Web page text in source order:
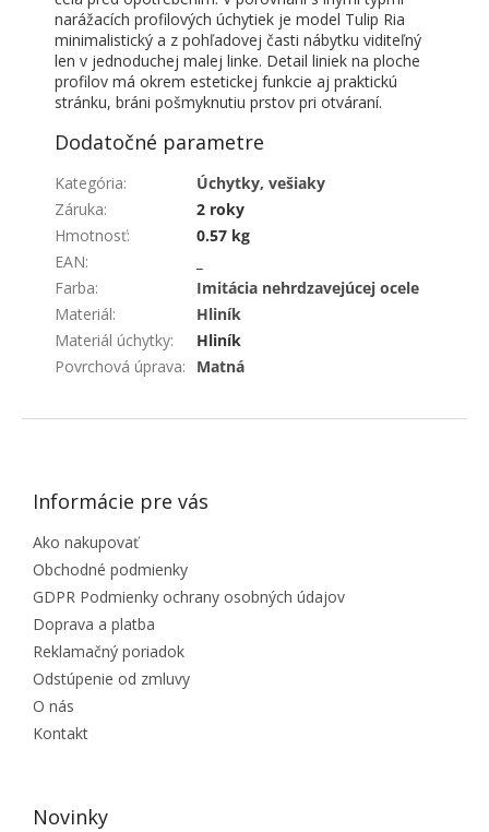
narážacích profilových úchytiek je model Tulip Ria
minimalistický a z pohľadovej časti nábytku viditeľný
len v jednoduchej malej linke. Detail liniek na ploche
profilov má okrem estetickej funkcie aj praktickú
stránku, bráni pošmyknutiu prstov pri otváraní.
Dodatočné parametre
Kategória:
Úchytky, vešiaky
Záruka:
2 roky
Hmotnosť:
0.57 kg
EAN:
Farba:
Imitácia nehrdzavejúcej ocele
Materiál:
Hliník
Materiál úchytky:
Hliník
Povrchová úprava: Matná
ZÁPÄTIE
Informácie pre vás
Ako nakupovať
Obchodné podmienky
GDPR Podmienky ochrany osobných údajov
Doprava a platba
Reklamačný poriadok
Odstúpenie od zmluvy
O nás
Kontakt
Novinky